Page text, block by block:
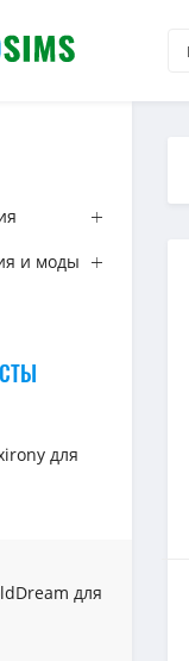
и моды
для
для